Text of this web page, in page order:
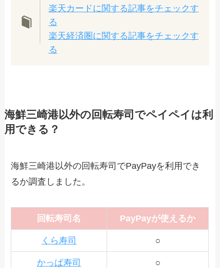
楽天カードに関する記事をチェックす
る
楽天経済圏に関する記事をチェックす
る
海鮮三崎港以外の回転寿司でペイペイは利
用できる？
海鮮三崎港以外の回転寿司でPayPayを利用でき
るか調査しました。
回転寿司名 PayPayが使えるか
くら寿司 ○
かっぱ寿司 ○